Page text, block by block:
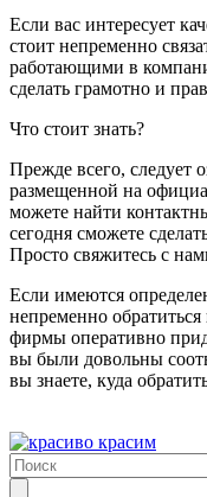
Если вас интересует
стоит непременно
работающими в
сделать грамотно и
Что стоит знать?
Прежде всего, следует
размещенной на
можете найти
сегодня сможете
Просто свяжитесь с
Если имеются
непременно
фирмы оперативно
вы были довольны
вы знаете, куда